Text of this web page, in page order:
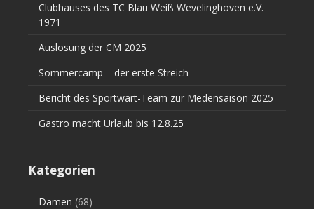
Clubhauses des TC Blau Weiß Wevelinghoven e.V.
1971
Auslosung der CM 2025
Sommercamp – der erste Streich
Bericht des Sportwart-Team zur Medensaison 2025
Gastro macht Urlaub bis 12.8.25
Kategorien
Damen (68)